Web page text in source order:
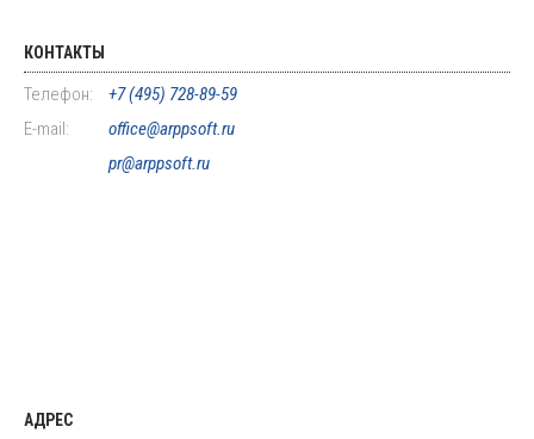
КОНТАКТЫ
Телефон:
+7 (495) 728-89-59
E-mail:
office@arppsoft.ru
pr@arppsoft.ru
АДРЕС